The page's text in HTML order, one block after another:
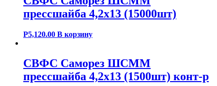
прессшайба 4,2х13 (15000шт)
Р5,120.00 В корзину
СВФС Саморез ШСММ
прессшайба 4,2х13 (1500шт) конт-р